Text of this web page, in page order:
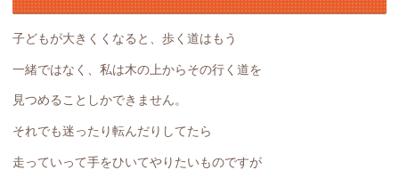
子どもが大きくくなると、歩く道はもう
一緒ではなく、私は木の上からその行く道を
見つめることしかできません。
それでも迷ったり転んだりしてたら
走っていって手をひいてやりたいものですが